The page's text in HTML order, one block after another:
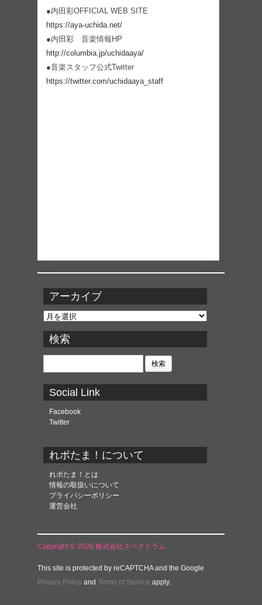
●内田彩OFFICIAL WEB SITE
https://aya-uchida.net/
●内田彩 音楽情報HP
http://columbia.jp/uchidaaya/
●音楽スタッフ公式Twitter
https://twitter.com/uchidaaya_staff
アーカイブ
ア
カ
イ
ブ
検索
検
Social Link
Facebook
Twitter
れポたま！について
れポたま！とは
情報の取扱いについて
プライバシーポリシー
運営会社
Copyright © 2026 株式会社スペクトラム
This site is protected by reCAPTCHA and the Google
Privacy Policy and Terms of Service apply.